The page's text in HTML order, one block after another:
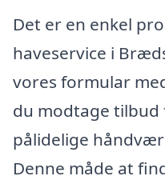
Det er en enkel
haveservice i
vores formular
du modtage tilbud
pålidelige
Denne måde at